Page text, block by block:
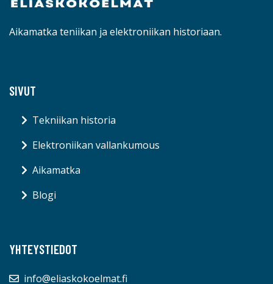
Aikamatka teniikan ja elektroniikan historiaan.
SIVUT
Tekniikan historia
Elektroniikan vallankumous
Aikamatka
Blogi
YHTEYSTIEDOT
info@eliaskokoelmat.fi